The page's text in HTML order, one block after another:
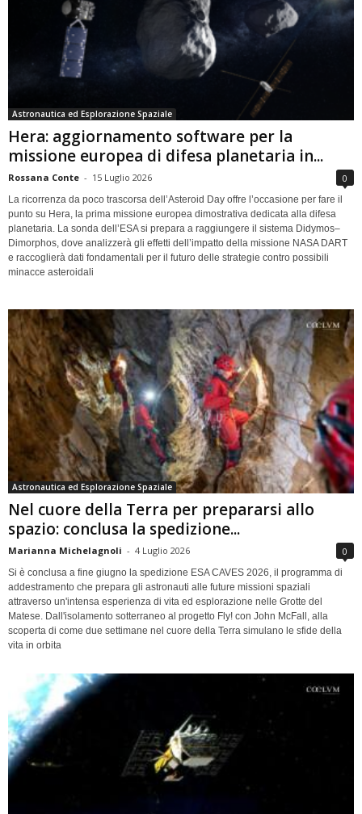
Astronautica ed Esplorazione Spaziale
Hera: aggiornamento software per la
missione europea di difesa planetaria in...
Rossana Conte - 15 Luglio 2026 0
La ricorrenza da poco trascorsa dell’Asteroid Day offre l’occasione per fare il
punto su Hera, la prima missione europea dimostrativa dedicata alla difesa
planetaria. La sonda dell’ESA si prepara a raggiungere il sistema Didymos–
Dimorphos, dove analizzerà gli effetti dell’impatto della missione NASA DART
e raccoglierà dati fondamentali per il futuro delle strategie contro possibili
minacce asteroidali
Astronautica ed Esplorazione Spaziale
Nel cuore della Terra per prepararsi allo
spazio: conclusa la spedizione...
Marianna Michelagnoli - 4 Luglio 2026 0
Si è conclusa a fine giugno la spedizione ESA CAVES 2026, il programma di
addestramento che prepara gli astronauti alle future missioni spaziali
attraverso un'intensa esperienza di vita ed esplorazione nelle Grotte del
Matese. Dall'isolamento sotterraneo al progetto Fly! con John McFall, alla
scoperta di come due settimane nel cuore della Terra simulano le sfide della
vita in orbita